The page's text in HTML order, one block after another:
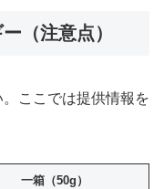
（注意点）
ここでは提供情報を
一箱（50g）